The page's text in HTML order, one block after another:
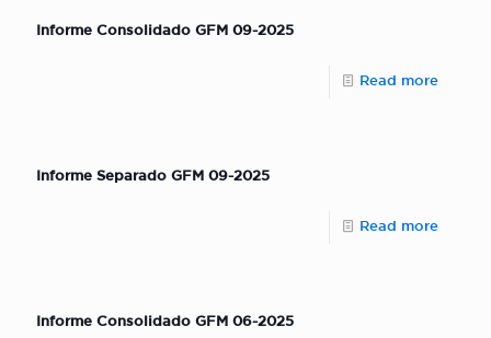
Informe Consolidado GFM 09-2025
Read more
Informe Separado GFM 09-2025
Read more
Informe Consolidado GFM 06-2025